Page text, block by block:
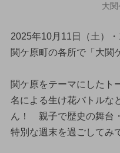
大
2025年10月11日（土）
関ケ原町の各所で「大関
関ケ原をテーマにしたト
名による生け花バトルな
ん！ 親子で歴史の舞台
特別な週末を過ごしてみ